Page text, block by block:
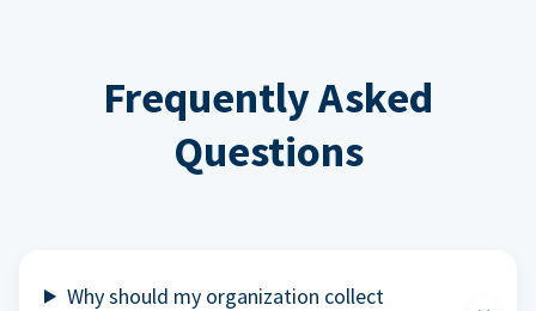
Frequently Asked
Questions
Why should my organization collect